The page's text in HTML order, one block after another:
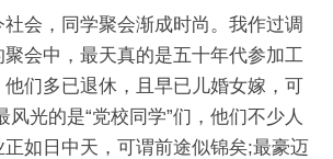
社会，同学聚会渐成时尚。我作过调
会中，最天真的是五十年代参加工
们多已退休，且早已儿婚女嫁，可
风光的是“党校同学”们，他们不少人
如日中天，可谓前途似锦矣;最豪迈